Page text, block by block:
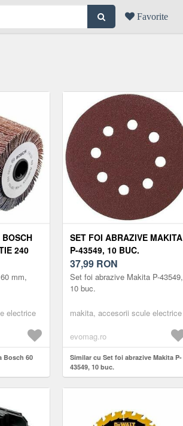
Favorite
240
mm,
electrice
Bosch 60
SET FOI ABRAZIVE MAKITA
P-43549, 10 BUC.
37,99 RON
Set foi abrazive Makita P-43549,
10 buc.
makita, accesorii scule electrice
evomag.ro
Similar cu Set foi abrazive Makita P-
43549, 10 buc.